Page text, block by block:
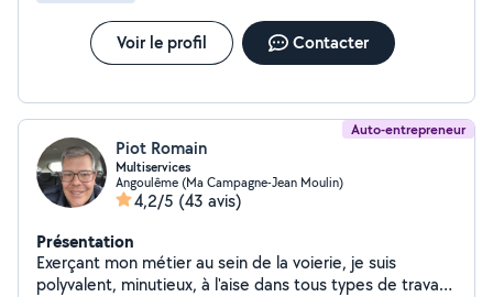
Voir le profil Contacter
Auto-entrepreneur
Piot Romain
Multiservices
Angoulême (Ma Campagne-Jean Moulin)
4,2/5 (43 avis)
Présentation
Exerçant mon métier au sein de la voierie, je suis
polyvalent, minutieux, à l'aise dans tous types de travaux